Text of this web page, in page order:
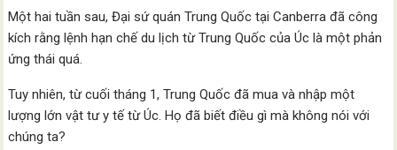
Một hai tuần sau, Đại sứ quán Trung Quốc tại Canberra đã công
kích rằng lệnh hạn chế du lịch từ Trung Quốc của Úc là một phản
ứng thái quá.
Tuy nhiên, từ cuối tháng 1, Trung Quốc đã mua và nhập một
lượng lớn vật tư y tế từ Úc. Họ đã biết điều gì mà không nói với
chúng ta?